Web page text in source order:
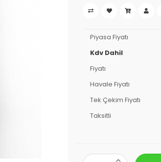
Piyasa Fiyatı
Kdv Dahil
Fiyatı
Havale Fiyatı
Tek Çekim Fiyatı
Taksitli